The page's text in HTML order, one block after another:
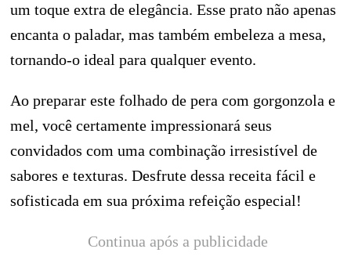
um toque extra de elegância. Esse prato não apenas
encanta o paladar, mas também embeleza a mesa,
tornando-o ideal para qualquer evento.
Ao preparar este folhado de pera com gorgonzola e
mel, você certamente impressionará seus
convidados com uma combinação irresistível de
sabores e texturas. Desfrute dessa receita fácil e
sofisticada em sua próxima refeição especial!
Continua após a publicidade